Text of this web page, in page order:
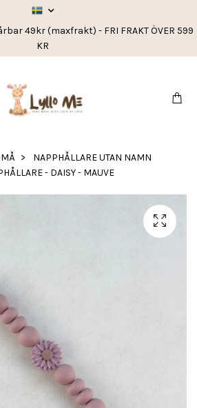
49kr (maxfrakt) - FRI FRAKT ÖVER 599
KR
NAPPHÅLLARE UTAN NAMN
- DAISY - MAUVE